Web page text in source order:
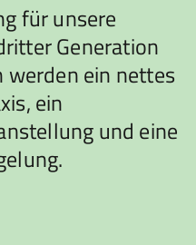
für unsere
Generation
ein nettes
ein
und eine